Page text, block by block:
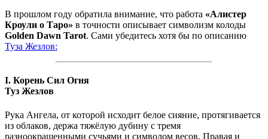
В прошлом году обратила внимание, что работа «Алистер
Кроули о Таро» в точности описывает символизм колоды
Golden Dawn Tarot. Сами убедитесь хотя бы по описанию
Туза Жезлов:
I. Корень Сил Огня
Туз Жезлов
Рука Ангела, от которой исходит белое сияние, протягивается
из облаков, держа тяжёлую дубину с тремя
разноокрашенными сучьями и символом весов. Правая и